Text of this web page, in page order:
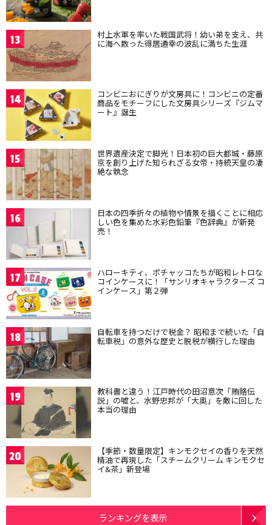
13 村上水軍を率いた戦国武将！幼い弟を支え、共
に海へ散った得居通幸の波乱に満ちた生涯
14 コンビニおにぎりが文房具に！コンビニの定番
商品をモチーフにした文房具シリーズ『ジムマ
ート』誕生
15 世界遺産決定で脚光！日本初の巨大都城・藤原
京を創り上げた知られざる女帝・持統天皇の凄
絶な執念
16 日本の四季折々の植物や情景を描くことに相応
しい色を集めた水彩色鉛筆『色辞典』が新発
売！
17 ハローキティ、ポチャッコたちが昭和レトロな
コインケースに！「サンリオキャラクターズ コ
インケース」第２弾
18 自転車を持つだけで税金？ 昭和まで続いた「自
転車税」の意外な歴史と脱税が横行した理由
19 教科書と違う！江戸時代の田沼意次「賄賂伝
説」の嘘と、水野忠邦が「大奥」を敵に回した
本当の理由
20 【季節・数量限定】キンモクセイの香りを天然
精油で再現した「スチームクリーム キンモクセ
イ&茶」新登場
ランキングを表示